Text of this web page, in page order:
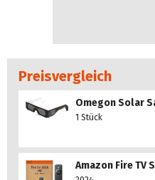
Preisvergleich
Omegon Solar
1 Stück
Amazon Fire TV